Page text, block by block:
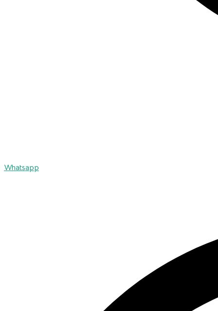
Whatsapp